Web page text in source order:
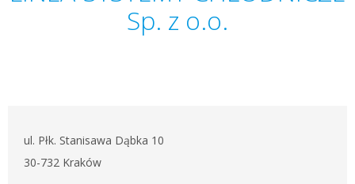
Sp. z o.o.
ul. Płk. Stanisawa Dąbka 10
30-732 Kraków